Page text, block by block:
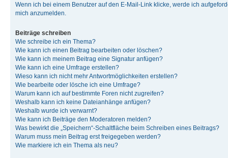
Wenn ich bei einem Benutzer auf den E-Mail-Link klicke, werde ich
mich anzumelden.
Beiträge schreiben
Wie schreibe ich ein Thema?
Wie kann ich einen Beitrag bearbeiten oder löschen?
Wie kann ich meinem Beitrag eine Signatur anfügen?
Wie kann ich eine Umfrage erstellen?
Wieso kann ich nicht mehr Antwortmöglichkeiten erstellen?
Wie bearbeite oder lösche ich eine Umfrage?
Warum kann ich auf bestimmte Foren nicht zugreifen?
Weshalb kann ich keine Dateianhänge anfügen?
Weshalb wurde ich verwarnt?
Wie kann ich Beiträge den Moderatoren melden?
Was bewirkt die „Speichern“-Schaltfläche beim Schreiben eines Beitrags?
Warum muss mein Beitrag erst freigegeben werden?
Wie markiere ich ein Thema als neu?